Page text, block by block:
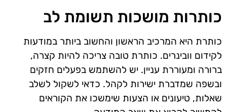
כותרות מושכות תשומת לב
כותרת היא המרכיב הראשון והחשוב ביותר במודעות
לקידום וובינרים. כותרת טובה צריכה להיות קצרה,
ברורה ומעוררת עניין. יש להשתמש בפעלים חזקים
ובשפה שמדברת ישירות לקהל. כדאי לשקול לשלב
שאלות, טיעונים או הצעות שימשכו את הקוראים